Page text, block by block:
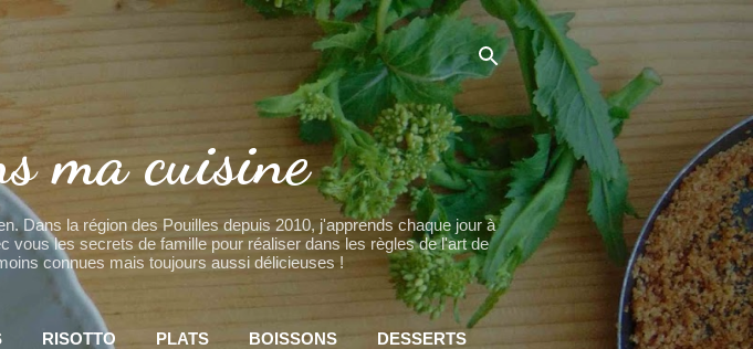
principal
ma cuisine
Dans la région des Pouilles depuis 2010, j'apprends chaque jour à
les secrets de famille pour réaliser dans les règles de l'art de
connues mais toujours aussi délicieuses !
RISOTTO PLATS BOISSONS DESSERTS